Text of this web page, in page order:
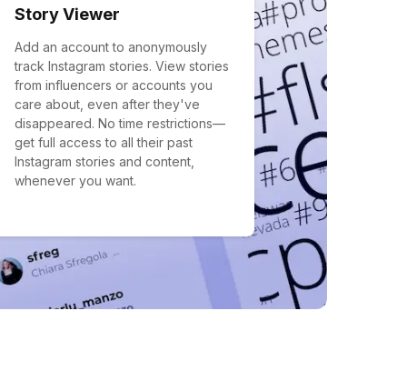
Story Viewer
Add an account to anonymously
track Instagram stories. View stories
from influencers or accounts you
care about, even after they've
disappeared. No time restrictions—
get full access to all their past
Instagram stories and content,
whenever you want.